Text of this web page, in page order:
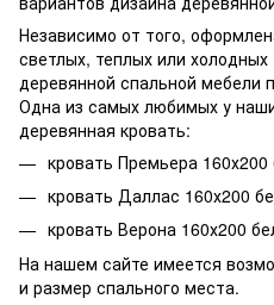
Независимо от того,
светлых, теплых или
деревянной спальной мебели
Одна из самых любимых у
деревянная кровать:
кровать Премьера 160х200
кровать Даллас 160х200
кровать Верона 160х200
На нашем сайте имеется
и размер спального места.